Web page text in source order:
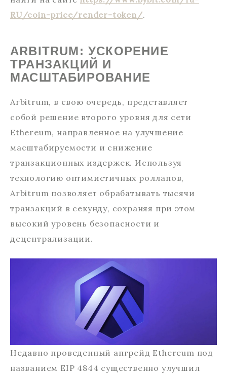
RU/coin-price/render-token/.
ARBITRUM: УСКОРЕНИЕ
ТРАНЗАКЦИЙ И
МАСШТАБИРОВАНИЕ
Arbitrum, в свою очередь, представляет
собой решение второго уровня для сети
Ethereum, направленное на улучшение
масштабируемости и снижение
транзакционных издержек. Используя
технологию оптимистичных роллапов,
Arbitrum позволяет обрабатывать тысячи
транзакций в секунду, сохраняя при этом
высокий уровень безопасности и
децентрализации.
Недавно проведенный апгрейд Ethereum под
названием EIP 4844 существенно улучшил